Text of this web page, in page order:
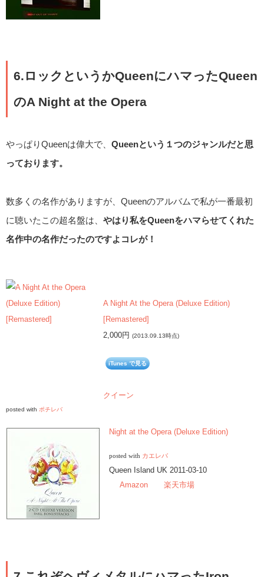
6.ロックというかQueenにハマったQueen
のA Night at the Opera
やっぱりQueenは偉大で、 Queenという１つのジャンルだと思
っております。
数多くの名作がありますが、Queenのアルバムで私が一番最初
に聴いたこの超名盤は、 やはり私をQueenをハマらせてくれた
名作中の名作だったのですよコレが！
A Night At the Opera (Deluxe Edition)
[Remastered]
2,000円 (2013.09.13時点)
iTunes で見る
クイーン
posted with ポチレバ
Night at the Opera (Deluxe Edition)
posted with カエレバ
Queen Island UK 2011-03-10
Amazon
楽天市場